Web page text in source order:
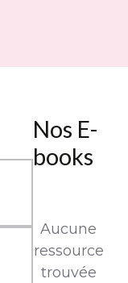
Nos E-
books
Aucune
ressource
trouvée